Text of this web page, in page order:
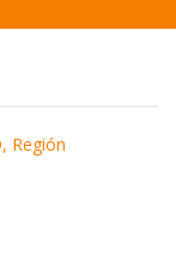
Región